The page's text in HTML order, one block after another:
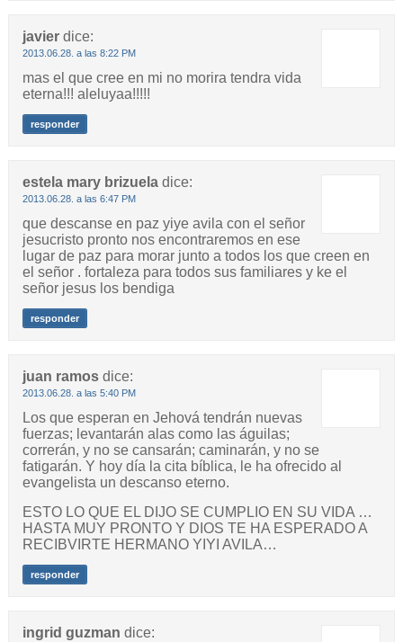
javier dice:
2013.06.28. a las 8:22 PM
mas el que cree en mi no morira tendra vida
eterna!!! aleluyaa!!!!!
responder
estela mary brizuela dice:
2013.06.28. a las 6:47 PM
que descanse en paz yiye avila con el señor
jesucristo pronto nos encontraremos en ese
lugar de paz para morar junto a todos los que creen en
el señor . fortaleza para todos sus familiares y ke el
señor jesus los bendiga
responder
juan ramos dice:
2013.06.28. a las 5:40 PM
Los que esperan en Jehová tendrán nuevas
fuerzas; levantarán alas como las águilas;
correrán, y no se cansarán; caminarán, y no se
fatigarán. Y hoy día la cita bíblica, le ha ofrecido al
evangelista un descanso eterno.
ESTO LO QUE EL DIJO SE CUMPLIO EN SU VIDA …
HASTA MUY PRONTO Y DIOS TE HA ESPERADO A
RECIBVIRTE HERMANO YIYI AVILA…
responder
ingrid guzman dice: